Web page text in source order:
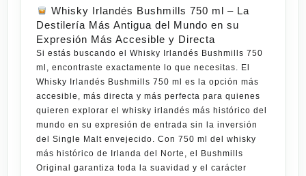
Whisky Irlandés Bushmills 750 ml – La
Destilería Más Antigua del Mundo en su
Expresión Más Accesible y Directa
Si estás buscando el Whisky Irlandés Bushmills 750
ml
, encontraste exactamente lo que necesitas. El
Whisky Irlandés Bushmills 750 ml es la opción más
accesible, más directa y más perfecta para quienes
quieren explorar el whisky irlandés más histórico del
mundo en su expresión de entrada sin la inversión
del Single Malt envejecido. Con 750 ml del whisky
más histórico de Irlanda del Norte, el Bushmills
Original garantiza toda la suavidad y el carácter